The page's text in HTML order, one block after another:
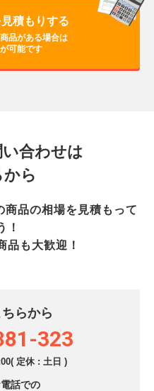
積もりする
品がある場合は
可能です
合わせは
ら
品の相場を見積もって
！
品も大歓迎！
らから
323
定休 : 土日 )
話での